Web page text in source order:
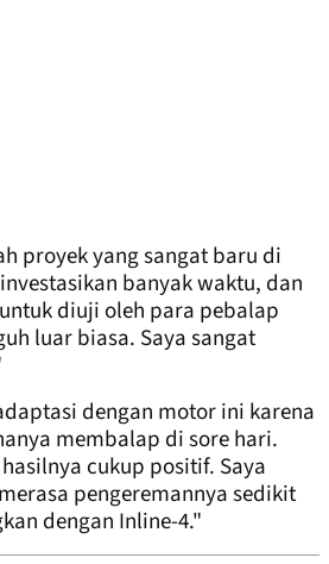
proyek yang sangat baru di
banyak waktu, dan
diuji oleh para pebalap
luar biasa. Saya sangat
dengan motor ini karena
membalap di sore hari.
cukup positif. Saya
pengeremannya sedikit
dengan Inline-4."